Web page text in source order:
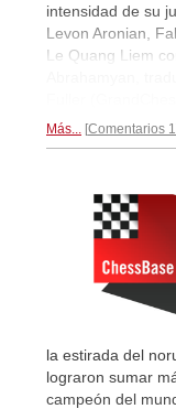
intensidad de su
Levon Aronian,
Le Quang Liem
Más... Comentarios 1
la estirada del
lograron sumar
campeón del